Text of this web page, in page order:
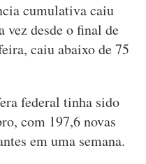
cumulativa caiu
vez desde o final de
caiu abaixo de 75
federal tinha sido
com 197,6 novas
em uma semana.